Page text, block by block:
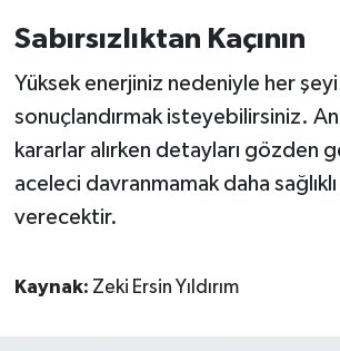
Sabırsızlıktan Kaçının
Yüksek enerjiniz nedeniyle her şeyi
sonuçlandırmak isteyebilirsiniz.
kararlar alırken detayları gözden
aceleci davranmamak daha
verecektir.
Kaynak: Zeki Ersin Yıldırım